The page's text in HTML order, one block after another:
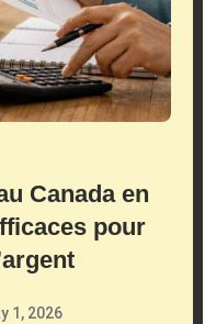
Canada en
pour
1, 2026